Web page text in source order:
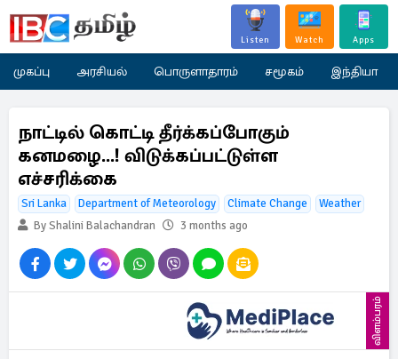
Listen Watch Apps
முகப்பு அரசியல் பொருளாதாரம் சமூகம் இந்தியா
நாட்டில் கொட்டி தீர்க்கப்போகும்
கனமழை...! விடுக்கப்பட்டுள்ள
எச்சரிக்கை
Sri Lanka Department of Meteorology Climate Change
Weather
By Shalini Balachandran
3 months ago
விளம்பரம்